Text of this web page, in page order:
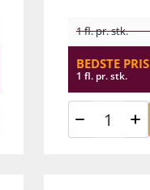
1 fl. pr. stk.
BEDSTE PRIS
1 fl. pr. stk.